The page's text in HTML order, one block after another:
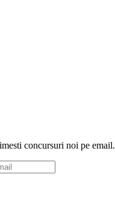
concursuri noi pe email.